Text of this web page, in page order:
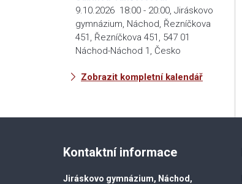
9.10.2026 18:00 - 20:00 Jiráskovo
gymnázium, Náchod, Řezníčkova
451, Řezníčkova 451, 547 01
Náchod-Náchod 1, Česko
Zobrazit kompletní kalendář
Kontaktní informace
Jiráskovo gymnázium, Náchod,